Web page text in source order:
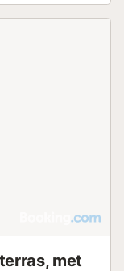
met